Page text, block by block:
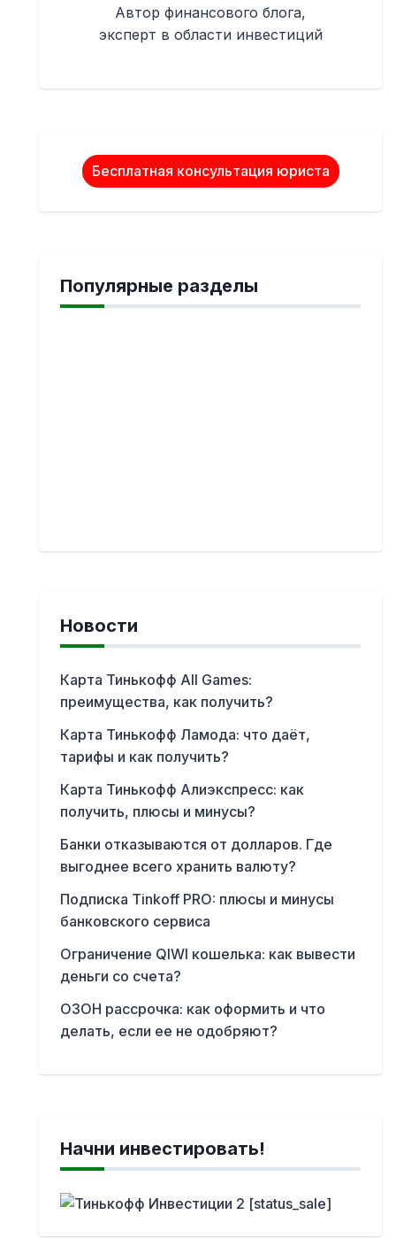
Автор финансового блога,
эксперт в области инвестиций
Бесплатная консультация юриста
Популярные разделы
Новости
Карта Тинькофф All Games:
преимущества, как получить?
Карта Тинькофф Ламода: что даёт,
тарифы и как получить?
Карта Тинькофф Алиэкспресс: как
получить, плюсы и минусы?
Банки отказываются от долларов. Где
выгоднее всего хранить валюту?
Подписка Tinkoff PRO: плюсы и минусы
банковского сервиса
Ограничение QIWI кошелька: как вывести
деньги со счета?
ОЗОН рассрочка: как оформить и что
делать, если ее не одобряют?
Начни инвестировать!